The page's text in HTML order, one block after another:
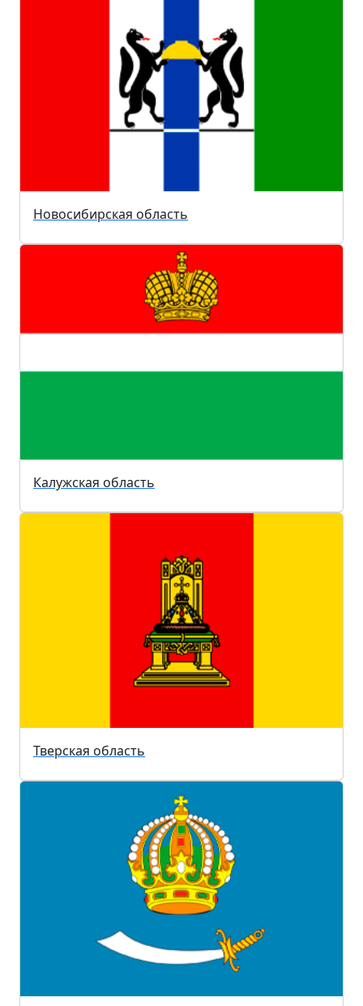
Новосибирская область
Калужская область
Тверская область